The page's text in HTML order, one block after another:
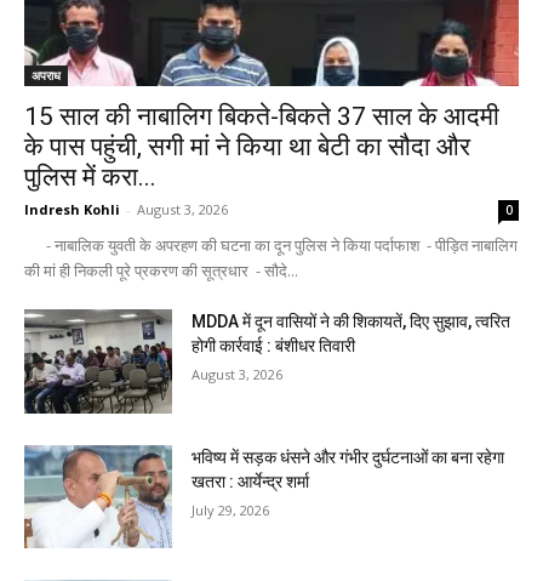
अपराध
15 साल की नाबालिग बिकते-बिकते 37 साल के आदमी
के पास पहुंची, सगी मां ने किया था बेटी का सौदा और
पुलिस में करा...
Indresh Kohli - August 3, 2026 0
- नाबालिक युवती के अपरहण की घटना का दून पुलिस ने किया पर्दाफाश - पीड़ित नाबालिग
की मां ही निकली पूरे प्रकरण की सूत्रधार - सौदे...
MDDA में दून वासियों ने की शिकायतें, दिए सुझाव, त्वरित
होगी कार्रवाई : बंशीधर तिवारी
August 3, 2026
भविष्य में सड़क धंसने और गंभीर दुर्घटनाओं का बना रहेगा
खतरा : आर्येन्द्र शर्मा
July 29, 2026